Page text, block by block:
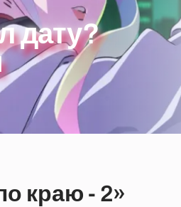
дату?
краю - 2»